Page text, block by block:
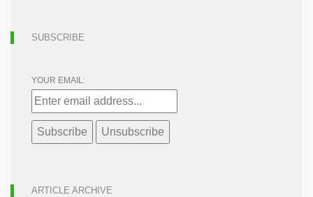
SUBSCRIBE
YOUR EMAIL:
ARTICLE ARCHIVE